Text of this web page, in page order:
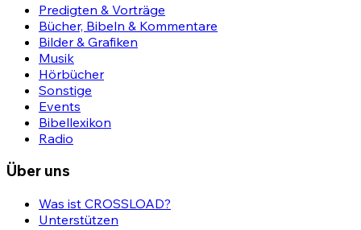
Predigten & Vorträge
Bücher, Bibeln & Kommentare
Bilder & Grafiken
Musik
Hörbücher
Sonstige
Events
Bibellexikon
Radio
Über uns
Was ist CROSSLOAD?
Unterstützen